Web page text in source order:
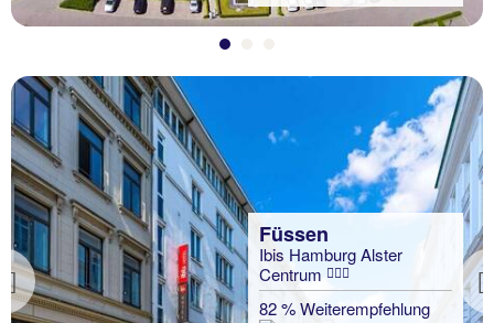
Previous
Füssen
Ibis Hamburg Alster
Centrum
82 % Weiterempfehlung